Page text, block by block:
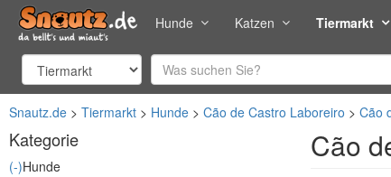
Hunde Katzen Tiermarkt
Snautz.de Tiermarkt Hunde Cão de Castro Laboreiro Cão
Kategorie
(-)Hunde
Cão